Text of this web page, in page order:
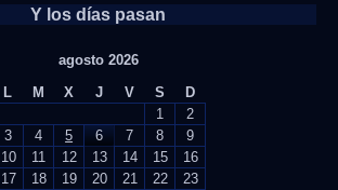
Y los días pasan
agosto 2026
L
M X J V S
D
1
2
3
4 5 6 7 8
9
10
11 12 13 14 15
16
17
18 19 20 21 22
23